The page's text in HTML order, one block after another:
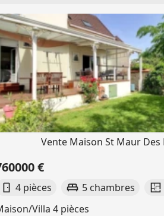
Vente Maison St Maur Des
€
4 pièces 5 chambres
Villa 4 pièces